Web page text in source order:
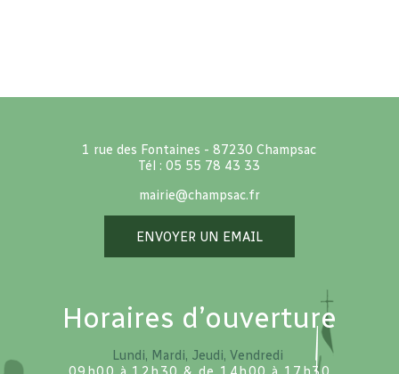
1 rue des Fontaines - 87230 Champsac
Tél : 05 55 78 43 33
mairie@champsac.fr
ENVOYER UN EMAIL
Horaires d’ouverture
Lundi, Mardi, Jeudi, Vendredi